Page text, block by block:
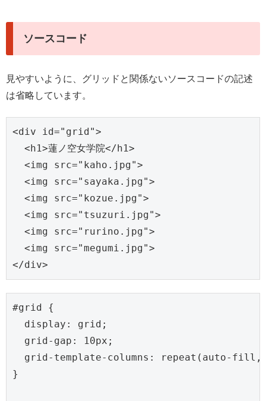
ソースコード
見やすいように、グリッドと関係ないソースコードの記述
は省略しています。
<div id="grid">
<h1>蓮ノ空女学院</h1>
<img src="kaho.jpg">
<img src="sayaka.jpg">
<img src="kozue.jpg">
<img src="tsuzuri.jpg">
<img src="rurino.jpg">
<img src="megumi.jpg">
</div>
#grid {
  display: grid;
  grid-gap: 10px;
grid-template-columns: repeat(auto-
}